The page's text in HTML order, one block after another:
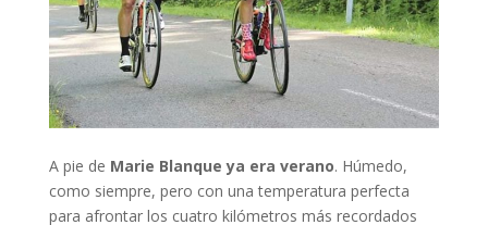
A pie de Marie Blanque ya era verano. Húmedo,
como siempre, pero con una temperatura perfecta
para afrontar los cuatro kilómetros más recordados